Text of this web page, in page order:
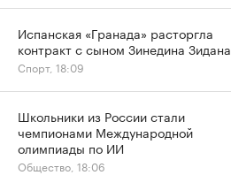
Испанская «Гранада» расторгла
контракт с сыном Зинедина Зидана
Спорт, 18:09
Школьники из России стали
чемпионами Международной
олимпиады по ИИ
Общество, 18:06